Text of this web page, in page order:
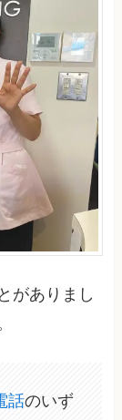
がありまし
話のいず